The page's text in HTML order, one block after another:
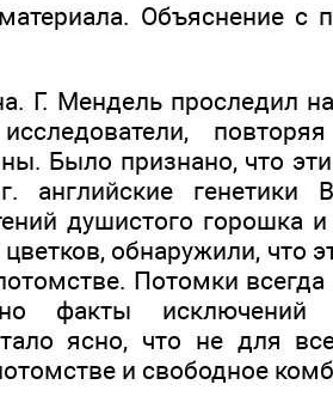
Объяснение
Г. Мендель проследил
Было признано, что
английские генетики
душистого горошка
обнаружили, что
Потомки
факты исключений
ясно, что не для
и свободное